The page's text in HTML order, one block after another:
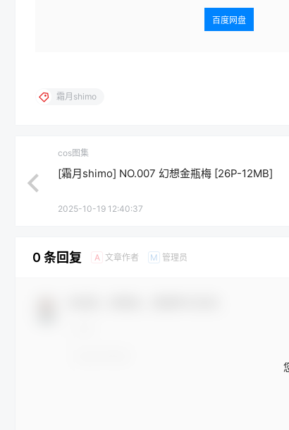
百度网盘
霜月shimo
cos图集
[霜月shimo] NO.007 幻想金瓶梅 [26P-12MB]
2025-10-19 12:40:37
0 条回复 A 文章作者 M 管理员